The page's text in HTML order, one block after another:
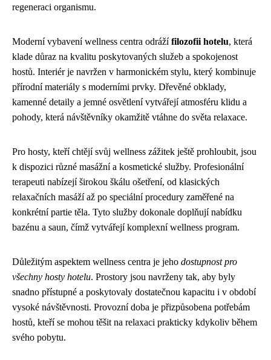
regeneraci organismu.
Moderní vybavení wellness centra odrážífilozofii hotelu, která
klade důraz na kvalitu poskytovaných služeb a spokojenost
hostů. Interiér je navržen v harmonickém stylu, který kombinuje
přírodní materiály s moderními prvky. Dřevěné obklady,
kamenné detaily a jemné osvětlení vytvářejí atmosféru klidu a
pohody, která návštěvníky okamžitě vtáhne do světa relaxace.
Pro hosty, kteří chtějí svůj wellness zážitek ještě prohloubit, jsou
k dispozici různé masážní a kosmetické služby. Profesionální
terapeuti nabízejí širokou škálu ošetření, od klasických
relaxačních masáží až po speciální procedury zaměřené na
konkrétní partie těla. Tyto služby dokonale doplňují nabídku
bazénu a saun, čímž vytvářejí komplexní wellness program.
Důležitým aspektem wellness centra je jeho dostupnost pro
všechny hosty hotelu. Prostory jsou navrženy tak, aby byly
snadno přístupné a poskytovaly dostatečnou kapacitu i v období
vysoké návštěvnosti. Provozní doba je přizpůsobena potřebám
hostů, kteří se mohou těšit na relaxaci prakticky kdykoliv během
svého pobytu.